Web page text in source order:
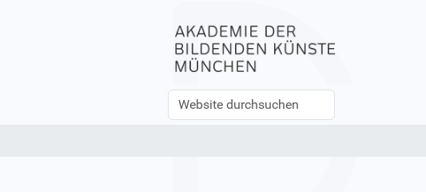
Website
durchsuchen
Erweiterte
Suche…